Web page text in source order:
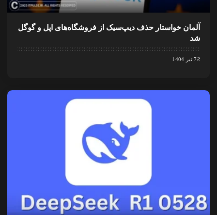
آلمان خواستار حذف دیپ‌سیک از فروشگاه‌های اپل و گوگل
شد
7 تیر 1404